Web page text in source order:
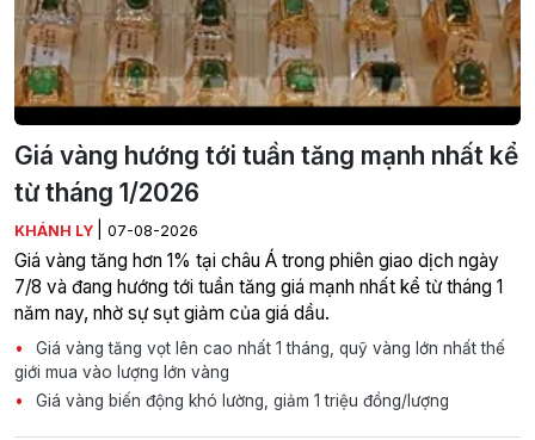
Giá vàng hướng tới tuần tăng mạnh nhất kể
từ tháng 1/2026
KHÁNH LY 07-08-2026
Giá vàng tăng hơn 1% tại châu Á trong phiên giao dịch ngày
7/8 và đang hướng tới tuần tăng giá mạnh nhất kể từ tháng 1
năm nay, nhờ sự sụt giảm của giá dầu.
Giá vàng tăng vọt lên cao nhất 1 tháng, quỹ vàng lớn nhất thế
giới mua vào lượng lớn vàng
Giá vàng biến động khó lường, giảm 1 triệu đồng/lượng